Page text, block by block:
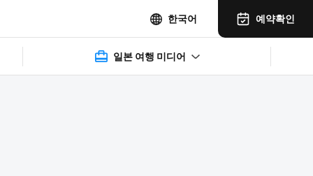
일본 여행 미디어
한국어 예약확인